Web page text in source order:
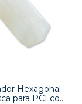
Hexagonal
para PCI com